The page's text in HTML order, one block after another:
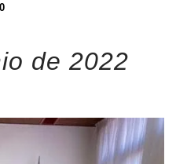
de 2022